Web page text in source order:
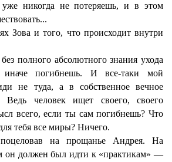
уже никогда не потеряешь, и в этом
Зова и того, что происходит внутри
полного абсолютного знания ухода
погибнешь. И все-таки мой
не туда, а в собственное вечное
Ведь человек ищет своего, своего
всего, если ты сам погибнешь? Что
тебя все миры? Ничего.
на прощанье Андрея. На
он должен был идти к «практикам» —